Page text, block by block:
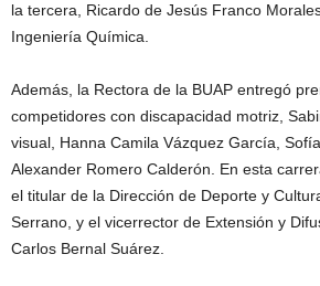
la tercera, Ricardo de Jesús Franco
Ingeniería Química.
Además, la Rectora de la BUAP entregó
competidores con discapacidad motriz,
visual, Hanna Camila Vázquez García,
Alexander Romero Calderón. En esta
el titular de la Dirección de Deporte y
Serrano, y el vicerrector de Extensión y
Carlos Bernal Suárez.